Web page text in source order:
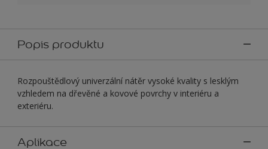
Popis produktu
Rozpouštědlový univerzální nátěr vysoké kvality s lesklým
vzhledem na dřevěné a kovové povrchy v interiéru a
exteriéru.
Aplikace